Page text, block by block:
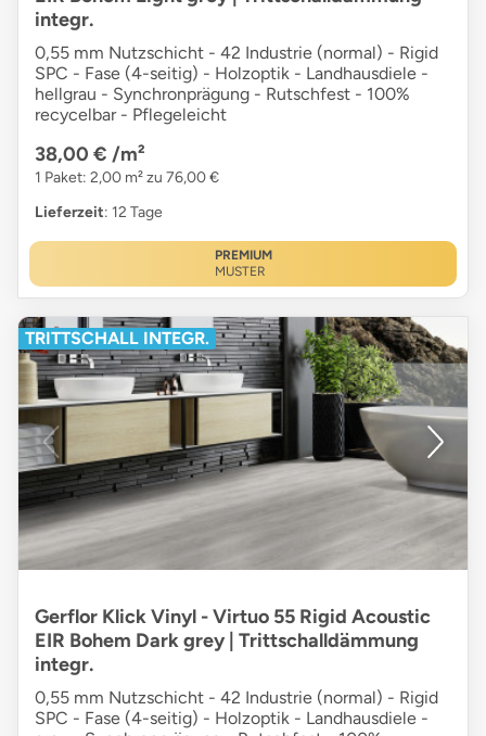
integr.
0,55 mm Nutzschicht - 42 Industrie (normal) - Rigid
SPC - Fase (4-seitig) - Holzoptik - Landhausdiele -
hellgrau - Synchronprägung - Rutschfest - 100%
recycelbar - Pflegeleicht
38,00 € /m²
1 Paket: 2,00 m² zu 76,00 €
Lieferzeit: 12 Tage
PREMIUM
MUSTER
TRITTSCHALL INTEGR.
Gerflor Klick Vinyl - Virtuo 55 Rigid Acoustic
EIR Bohem Dark grey | Trittschalldämmung
integr.
0,55 mm Nutzschicht - 42 Industrie (normal) - Rigid
SPC - Fase (4-seitig) - Holzoptik - Landhausdiele -